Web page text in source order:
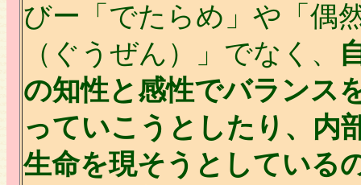
びー「でたらめ」や「偶
（ぐうぜん）」でなく、
の知性と感性でバランス
っていこうとしたり、内
生命を現そうとしている